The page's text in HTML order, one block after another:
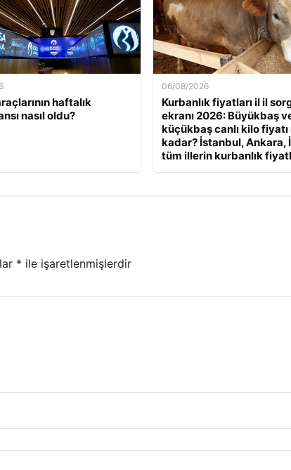
haftalık
nasıl oldu?
06/08/2026
Kurbanlık fiyatları il il
ekranı 2026: Büyükbaş
küçükbaş canlı kilo fiyatı
kadar? İstanbul, Ankara,
tüm illerin kurbanlık
* ile işaretlenmişlerdir